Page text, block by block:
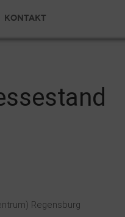
Kontakt
Regensburg